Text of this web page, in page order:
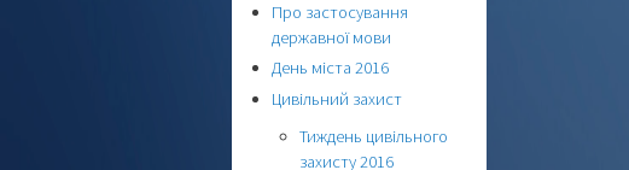
Про застосування
державної мови
День міста 2016
Цивільний захист
Тиждень цивільного
захисту 2016